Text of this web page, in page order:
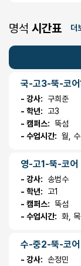
명석 시간표 더
국-고3-뚝-코어
- 강사:
구희준
- 학년:
고3
- 캠퍼스:
뚝섬
- 수업시간: 월,
영-고1-뚝-코어
- 강사:
송범수
- 학년:
고1
- 캠퍼스:
뚝섬
- 수업시간: 화,
수-중2-뚝-코어
- 강사: 손정민